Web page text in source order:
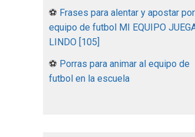
⚽ Frases para alentar y apostar
equipo de futbol MI EQUIPO
LINDO [105]
⚽ Porras para animar al equipo de
futbol en la escuela